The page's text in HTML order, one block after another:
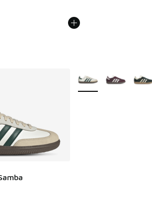
client - [5 sur 5 étoiles], 29
Plus de couleurs